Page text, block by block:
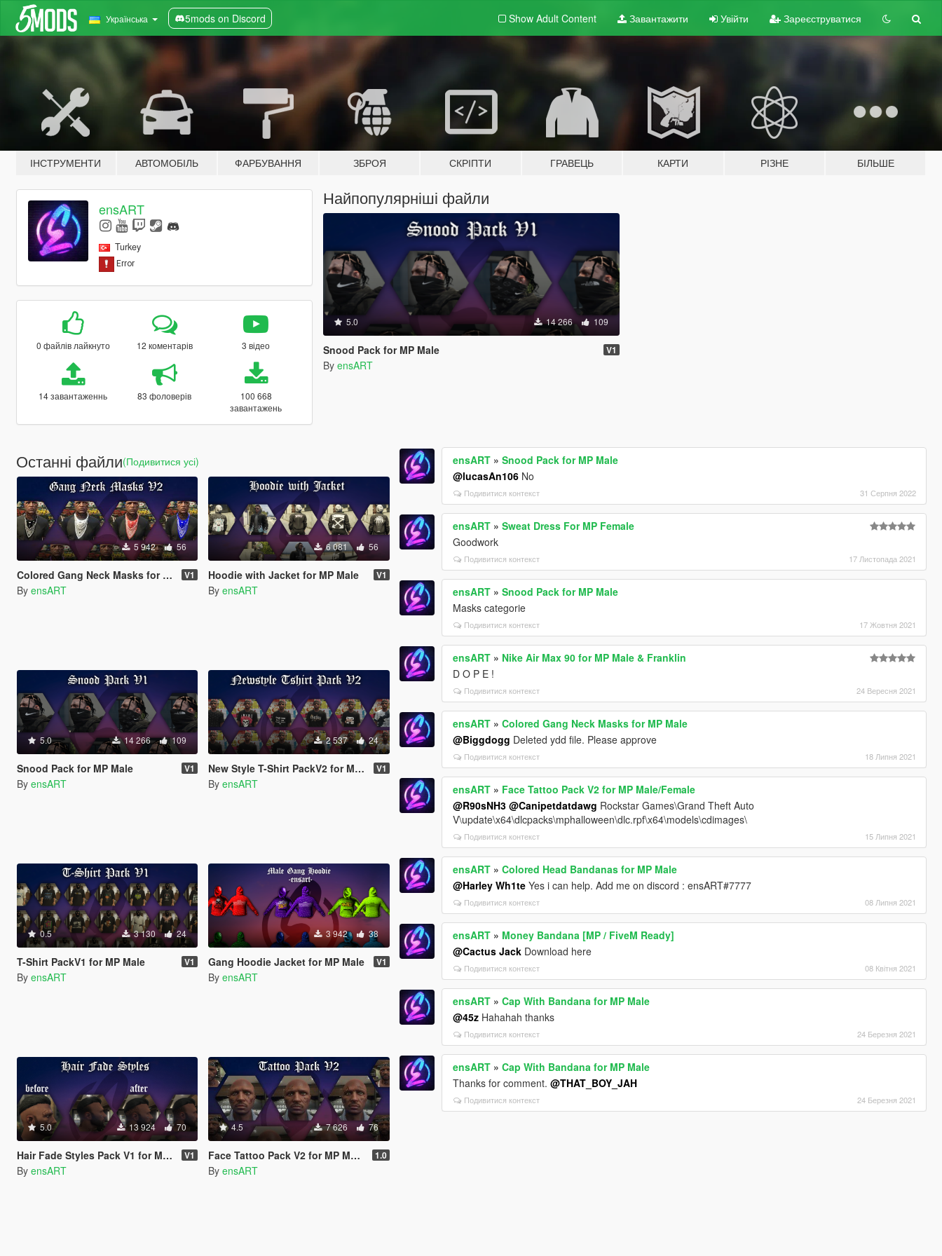
Українська 5mods on Discord Show Adult Content Завантажити Увійти Зареєструватися
ІНСТРУМЕНТИ АВТОМОБІЛЬ ФАРБУВАННЯ ЗБРОЯ СКРІПТИ ГРАВЕЦЬ КАРТИ РІЗНЕ БІЛЬШЕ
ensART
Turkey
0 файлів лайкнуто 12 коментарів 3 відео
14 завантаженнь 83 фоловерів
100 668
завантажень
Найпопулярніші файли
5.0 14 266 109
Snood Pack for MP Male V1
By ensART
Останні файли(Подивитися усі)
5 942 56
Colored Gang Neck Masks for MP Male V1
By ensART
6 081 56
Hoodie with Jacket for MP Male V1
By ensART
5.0 14 266 109
Snood Pack for MP Male V1
By ensART
2 537 24
New Style T-Shirt PackV2 for MP Male V1
By ensART
0.5 3 130 24
T-Shirt PackV1 for MP Male V1
By ensART
3 942 38
Gang Hoodie Jacket for MP Male V1
By ensART
5.0 13 924 70
Hair Fade Styles Pack V1 for MP Male/Female V1
By ensART
4.5 7 626 76
Face Tattoo Pack V2 for MP Male/Female 1.0
By ensART
ensART »Snood Pack for MP Male
@lucasAn106 No
Подивитися контекст 31 Серпня 2022
ensART »Sweat Dress For MP Female
Goodwork
Подивитися контекст 17 Листопада 2021
ensART »Snood Pack for MP Male
Masks categorie
Подивитися контекст 17 Жовтня 2021
ensART » Nike Air Max 90 for MP Male & Franklin
D O P E !
Подивитися контекст 24 Вересня 2021
ensART »Colored Gang Neck Masks for MP Male
@Biggdogg Deleted ydd file. Please approve
Подивитися контекст 18 Липня 2021
ensART » Face Tattoo Pack V2 for MP Male/Female
@R90sNH3 @Canipetdatdawg Rockstar Games\Grand Theft Auto
V\update\x64\dlcpacks\mphalloween\dlc.rpf\x64\models\cdimages\
Подивитися контекст 15 Липня 2021
ensART »Colored Head Bandanas for MP Male
@Harley Wh1te Yes i can help. Add me on discord : ensART#7777
Подивитися контекст 08 Липня 2021
ensART » Money Bandana [MP / FiveM Ready]
@Cactus Jack Download here
Подивитися контекст 08 Квітня 2021
ensART »Cap With Bandana for MP Male
@45z Hahahah thanks
Подивитися контекст 24 Березня 2021
ensART »Cap With Bandana for MP Male
Thanks for comment.@THAT_BOY_JAH
Подивитися контекст 24 Березня 2021